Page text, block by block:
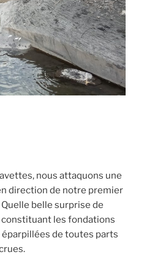
nous attaquons une
direction de notre premier
Quelle belle surprise de
les fondations
de toutes parts